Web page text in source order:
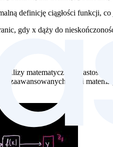
definicję ciągłości funkcji,
gdy x dąży do
matematycznej i
zaawansowanych teorii